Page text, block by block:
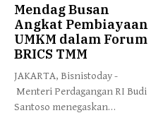
Mendag Busan
Angkat Pembiayaan
UMKM dalam Forum
BRICS TMM
JAKARTA, Bisnistoday -
Menteri Perdagangan RI Budi
Santoso menegaskan